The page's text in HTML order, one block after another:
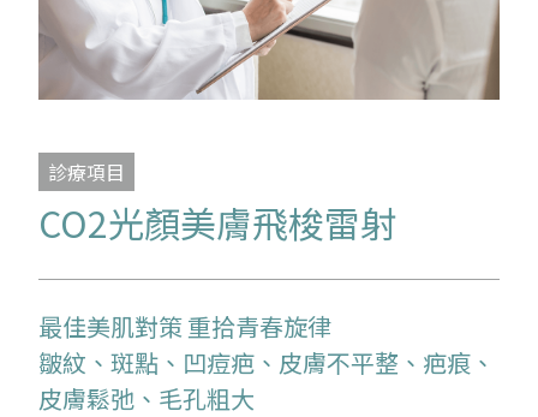
診療項目
CO2光顏美膚飛梭雷射
最佳美肌對策 重拾青春旋律
皺紋、斑點、凹痘疤、皮膚不平整、疤痕、
皮膚鬆弛、毛孔粗大